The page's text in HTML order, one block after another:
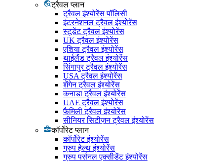
ट्रैवल प्लान
ट्रैवल इंश्योरेंस पॉलिसी
इंटरनेशनल ट्रैवल इंश्योरेंस
स्टूडेंट ट्रैवल इंश्योरेंस
UK ट्रैवल इंश्योरेंस
एशिया ट्रैवल इंश्योरेंस
थाईलैंड ट्रैवल इंश्योरेंस
सिंगापुर ट्रैवल इंश्योरेंस
USA ट्रैवल इंश्योरेंस
शेंगेन ट्रैवल इंश्योरेंस
कनाडा ट्रैवल इंश्योरेंस
UAE ट्रैवल इंश्योरेंस
फैमिली ट्रैवल इंश्योरेंस
सीनियर सिटीज़न ट्रैवल इंश्योरेंस
कॉर्पोरेट प्लान
कॉर्पोरेट इंश्योरेंस
ग्रुप हेल्थ इंश्योरेंस
ग्रुप पर्सनल एक्सीडेंट इंश्योरेंस